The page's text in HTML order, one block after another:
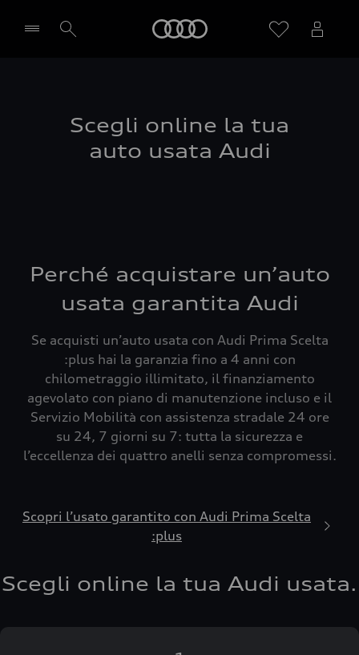
Scegli online la tua
auto usata Audi
Perché acquistare un’auto
usata garantita Audi
Se acquisti un’auto usata con Audi Prima Scelta
:plus hai la garanzia fino a 4 anni con
chilometraggio illimitato, il finanziamento
agevolato con piano di manutenzione incluso e il
Servizio Mobilità con assistenza stradale 24 ore
su 24, 7 giorni su 7: tutta la sicurezza e
l’eccellenza dei quattro anelli senza compromessi.
Scopri l’usato garantito con Audi Prima Scelta
:plus
Scegli online la tua Audi usata.